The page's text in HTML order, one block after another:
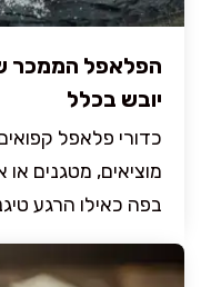
הפלאפל הממכר
יובש בכלל
כדורי פלאפל
מוציאים, מטגנים
בפה כאילו הרגע